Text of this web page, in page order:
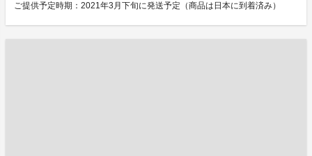
ご提供予定時期：2021年3月下旬に発送予定（商品は日本に到着済み）